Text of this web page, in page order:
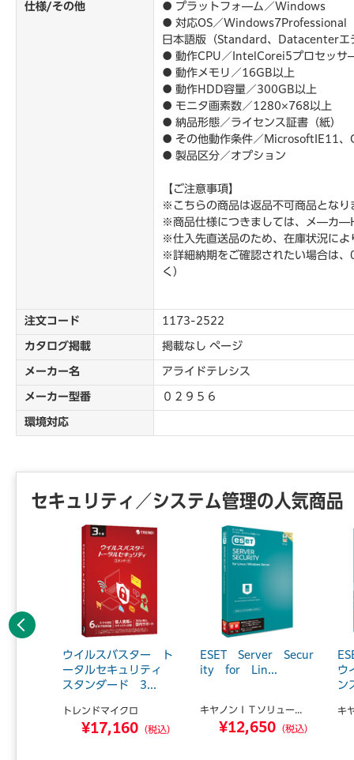
仕様/その他
● プラットフォ―ム／Windows
● 対応OS／Windows7Professional
日本語版（Standard、Datacenterエ
● 動作CPU／IntelCorei5プロセッサ
● 動作メモリ／16GB以上
● 動作HDD容量／300GB以上
● モニタ画素数／1280×768以上
● 納品形態／ライセンス証書（紙）
● その他動作条件／MicrosoftIE11、
● 製品区分／オプション
【ご注意事項】
※こちらの商品は返品不可商品となり
※商品仕様につきましては、メ―カ
※仕入先直送品のため、在庫状況に
※詳細納期をご確認されたい場合は
く）
注文コード 1173-2522
カタログ掲載 掲載なし ページ
メーカー名 アライドテレシス
メーカー型番 ０２９５６
環境対応
セキュリティ／システム管理の人気商品
ウイルスバスター ト
ータルセキュリティ
スタンダード 3...
トレンドマイクロ
¥17,160 （税込）
ESET Server Secur
ity for Lin...
キヤノンＩＴソリュー...
¥12,650 （税込）
ウ
ン
キ
前へ